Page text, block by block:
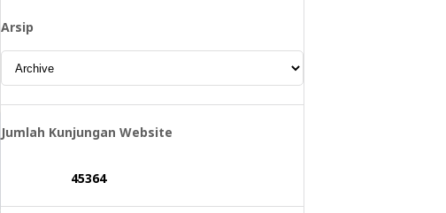
Arsip
Jumlah Kunjungan Website
45364